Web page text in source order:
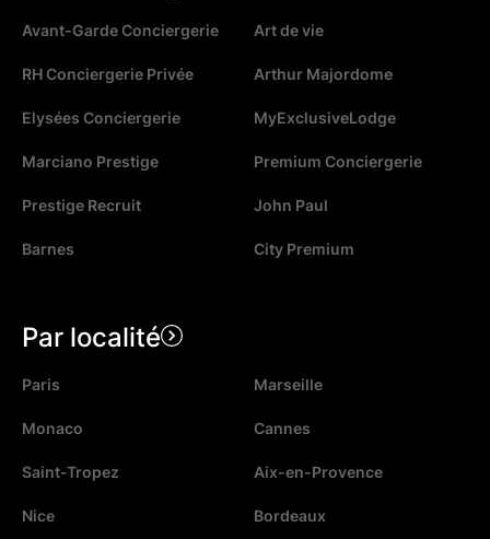
Avant-Garde Conciergerie Art de vie
RH Conciergerie Privée Arthur Majordome
Elysées Conciergerie MyExclusiveLodge
Marciano Prestige Premium Conciergerie
Prestige Recruit John Paul
Barnes City Premium
Par localité
Paris Marseille
Monaco Cannes
Saint-Tropez Aix-en-Provence
Nice Bordeaux